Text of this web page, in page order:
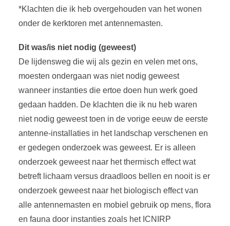
*Klachten die ik heb overgehouden van het wonen
onder de kerktoren met antennemasten.
Dit was/is niet nodig (geweest)
De lijdensweg die wij als gezin en velen met ons,
moesten ondergaan was niet nodig geweest
wanneer instanties die ertoe doen hun werk goed
gedaan hadden. De klachten die ik nu heb waren
niet nodig geweest toen in de vorige eeuw de eerste
antenne-installaties in het landschap verschenen en
er gedegen onderzoek was geweest. Er is alleen
onderzoek geweest naar het thermisch effect wat
betreft lichaam versus draadloos bellen en nooit is er
onderzoek geweest naar het biologisch effect van
alle antennemasten en mobiel gebruik op mens, flora
en fauna door instanties zoals het ICNIRP